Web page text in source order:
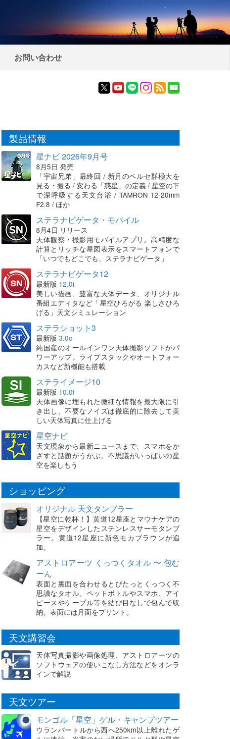
お問い合わせ
製品情報
星ナビ 2026年9月号
8月5日 発売
「宇宙兄弟」最終回 / 新月のペルセ群極大を
見る・撮る / 変わる「惑星」の定義 / 星空の下
で深呼吸する天文台浴 / TAMRON 12-20mm
F2.8 / ほか
ステラナビゲータ・モバイル
8月4日 リリース
天体観察・撮影用モバイルアプリ。高精度な
計算とリッチな星図表示をスマートフォンで
「いつでもどこでも、ステラナビゲータ」
ステラナビゲータ12
最新版 12.0i
美しい描画、豊富な天体データ、オリジナル
番組エディタなど「星空ひろがる 楽しさひろ
げる」天文シミュレーション
ステラショット3
最新版 3.0o
純国産のオールインワン天体撮影ソフトがパ
ワーアップ。ライブスタックやオートフォー
カスなど新機能も搭載
ステライメージ10
最新版 10.0f
天体画像に埋もれた微細な情報を最大限に引
き出し、不要なノイズは徹底的に除去して美
しい天体写真に仕上げる
星空ナビ
天文現象から最新ニュースまで、スマホをか
ざすと話題がうかぶ。不思議がいっぱいの星
空を楽しもう
ショッピング
オリジナル 天文タンブラー
【星空に乾杯！】黄道12星座とマウナケアの
星空をデザインしたステンレスサーモタンブ
ラー。黄道12星座に新色モカブラウンが追
加。
アストロアーツ くっつくタオル 〜 包む
ーん
表面と裏面を合わせるとぴたっとくっつく不
思議なタオル。ペットボトルやスマホ、アイ
ピースやケーブル等を結び目なしで包んで収
納。表面には月面をプリント。
天文講習会
天体写真撮影や画像処理、アストロアーツの
ソフトウェアの使いこなし方法などをオンラ
インで解説
天文ツアー
モンゴル「星空」ゲル・キャンプツアー
ウランバートルから西へ250km以上離れたゲ